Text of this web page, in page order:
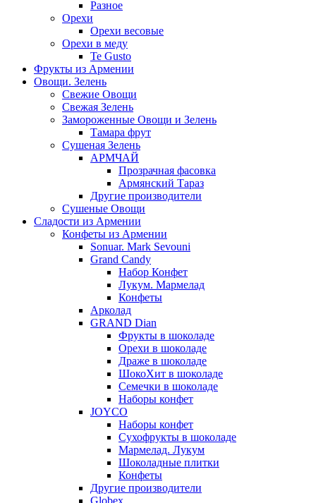
Разное
Орехи
Орехи весовые
Орехи в меду
Te Gusto
Фрукты из Армении
Овощи. Зелень
Свежие Овощи
Свежая Зелень
Замороженные Овощи и Зелень
Тамара фрут
Сушеная Зелень
АРМЧАЙ
Прозрачная фасовка
Армянский Тараз
Другие производители
Сушеные Овощи
Сладости из Армении
Конфеты из Армении
Sonuar. Mark Sevouni
Grand Candy
Набор Конфет
Лукум. Мармелад
Конфеты
Арколад
GRAND Dian
Фрукты в шоколаде
Орехи в шоколаде
Драже в шоколаде
ШокоХит в шоколаде
Семечки в шоколаде
Наборы конфет
JOYCO
Наборы конфет
Сухофрукты в шоколаде
Мармелад. Лукум
Шоколадные плитки
Конфеты
Другие производители
Globex